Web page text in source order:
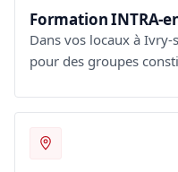
Formation INTRA-
Dans vos locaux à
pour des groupes